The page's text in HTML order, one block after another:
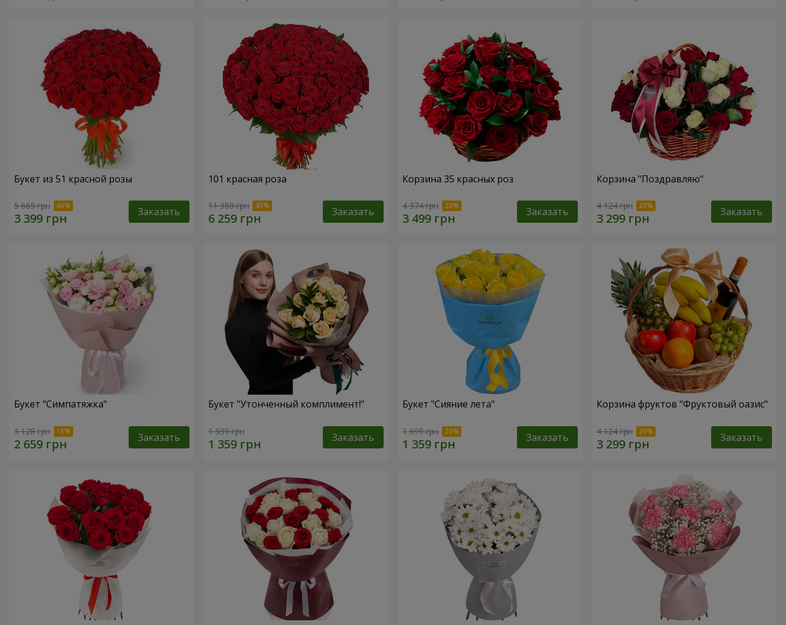
Букет из 51 красной розы
5 665 грн Заказать
101 красная роза
11 380 грн Заказать
Корзина 35 красных роз
4 374 грн Заказать
Корзина "Поздравляю"
4 124 грн Заказать
Букет "Симпатяжка"
3 128 грн Заказать
Букет "Утонченный комплимент!"
1 599 грн Заказать
Букет "Сияние лета"
1 699 грн Заказать
Корзина фруктов "Фруктовый оазис"
4 124 грн Заказать